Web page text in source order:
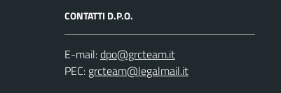
CONTATTI D.P.O.
E-mail:
PEC: